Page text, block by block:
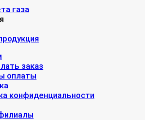
газа
заказ
оплаты
конфиденциальности